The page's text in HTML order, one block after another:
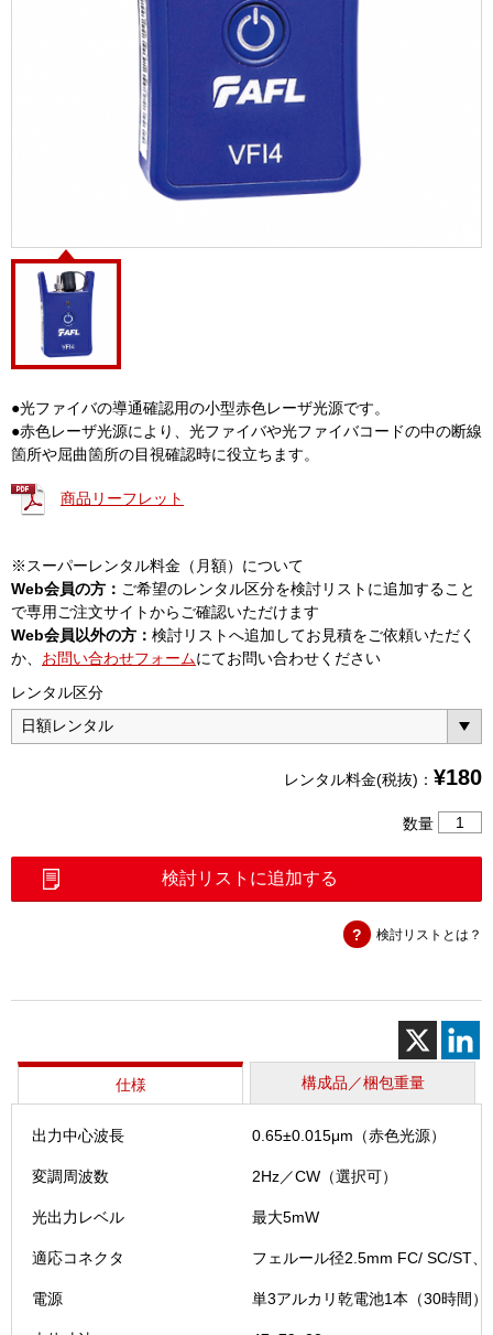
●光ファイバの導通確認用の小型赤色レーザ光源です。
●赤色レーザ光源により、光ファイバや光ファイバコードの中の断線
箇所や屈曲箇所の目視確認時に役立ちます。
商品リーフレット
※スーパーレンタル料金（月額）について
Web会員の方： ご希望のレンタル区分を検討リストに追加すること
で専用ご注文サイトからご確認いただけます
Web会員以外の方： 検討リストへ追加してお見積をご依頼いただく
か、 お問い合わせフォームにてお問い合わせください
レンタル区分
レンタル料金(税抜)： ¥180
数量
確
可
視
光
（VFI4
検討リストに追加する
検討リストとは？
仕様 構成品／梱包重量
出力中心波長 0.65±0.015μm（赤色光源）
変調周波数 2Hz／CW（選択可）
光出力レベル 最大5mW
適応コネクタ フェルール径2.5mm FC/ SC/ST
電源 単3アルカリ乾電池1本（30時間）